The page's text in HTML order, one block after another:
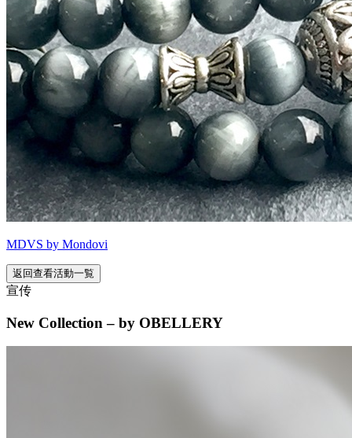
MDVS by Mondovi
返回查看活動一覧
宣传
New Collection – by OBELLERY